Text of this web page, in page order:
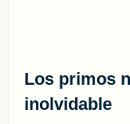
Los primos
inolvidable